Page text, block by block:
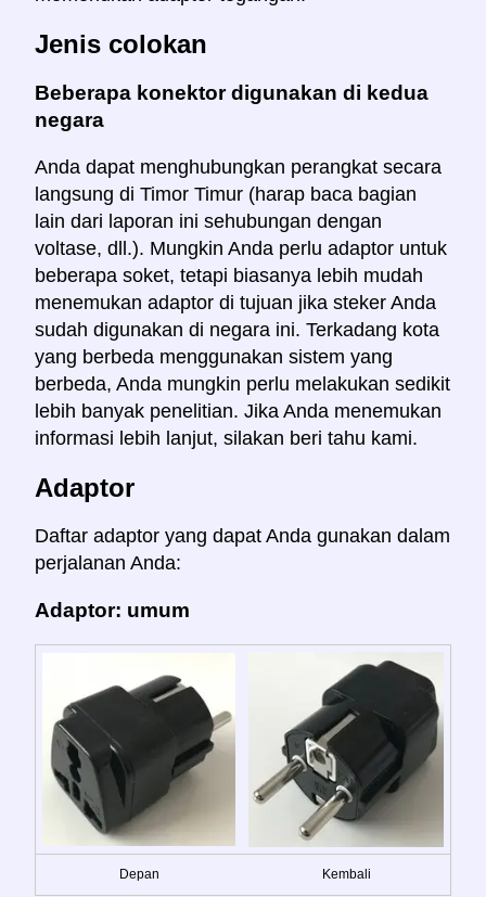
Jenis colokan
Beberapa konektor digunakan di kedua
negara
Anda dapat menghubungkan perangkat secara
langsung di Timor Timur (harap baca bagian
lain dari laporan ini sehubungan dengan
voltase, dll.). Mungkin Anda perlu adaptor untuk
beberapa soket, tetapi biasanya lebih mudah
menemukan adaptor di tujuan jika steker Anda
sudah digunakan di negara ini. Terkadang kota
yang berbeda menggunakan sistem yang
berbeda, Anda mungkin perlu melakukan sedikit
lebih banyak penelitian. Jika Anda menemukan
informasi lebih lanjut, silakan beri tahu kami.
Adaptor
Daftar adaptor yang dapat Anda gunakan dalam
perjalanan Anda:
Adaptor: umum
Depan Kembali